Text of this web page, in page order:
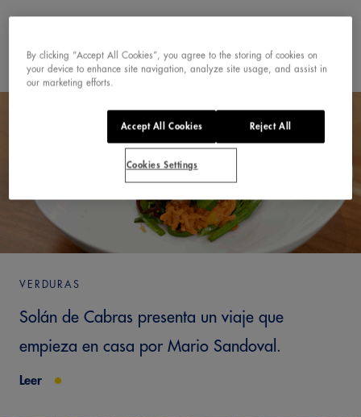
VERDURAS
Solán de Cabras presenta un viaje que
empieza en casa por Mario Sandoval.
Leer
By clicking “Accept All Cookies”, you agree to the storing of cookies on
your device to enhance site navigation, analyze site usage, and assist in
our marketing efforts.
Reject All
Accept All Cookies
Cookies Settings